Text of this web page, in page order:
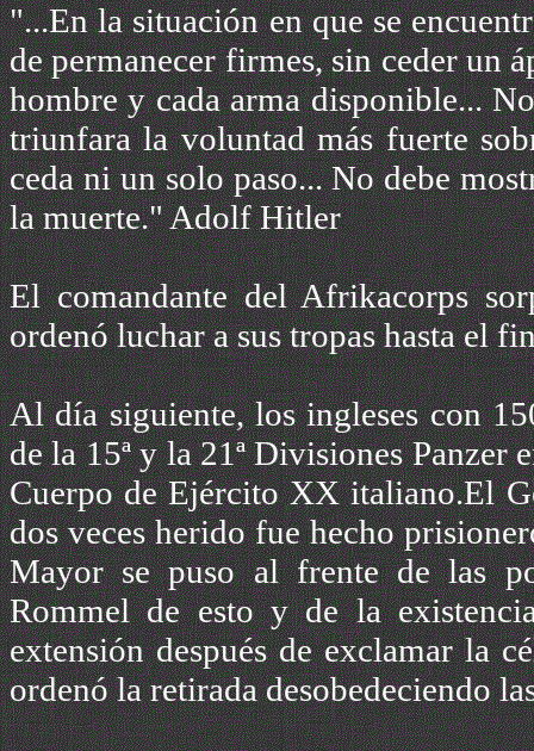
"...En la situación en que se
de permanecer firmes, sin ceder un
hombre y cada arma disponible...
triunfara la voluntad más fuerte
ceda ni un solo paso... No debe
la muerte." Adolf Hitler
El comandante del Afrikacorps
ordenó luchar a sus tropas hasta el
Al día siguiente, los ingleses con
de la 15ª y la 21ª Divisiones Panzer
Cuerpo de Ejército XX italiano.El
dos veces herido fue hecho
Mayor se puso al frente de las
Rommel de esto y de la
extensión después de exclamar la
ordenó la retirada desobedeciendo